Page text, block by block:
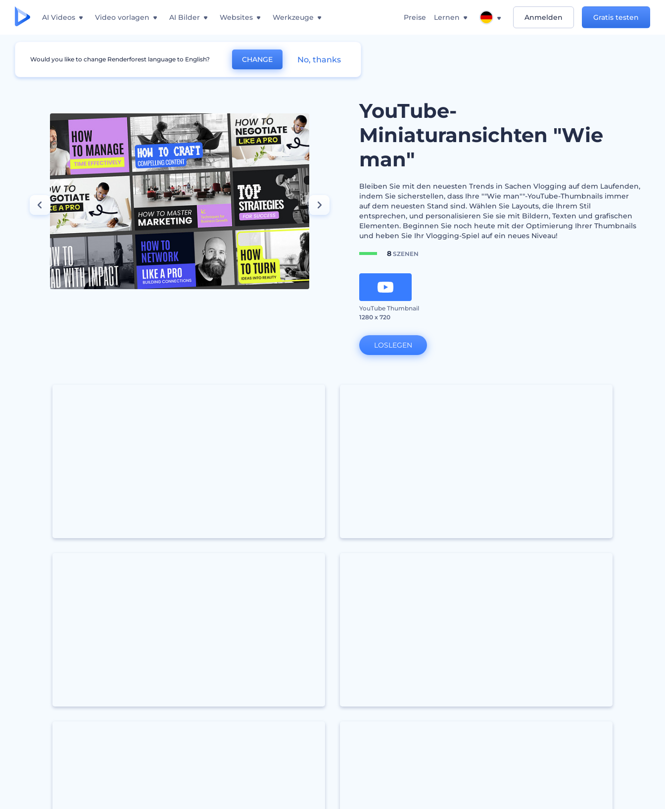
AI Videos Video vorlagen AI Bilder Websites Werkzeuge Preise Lernen Anmelden Gratis testen
Grafiken YouTube Minimaturbild YouTube-Miniaturansichten "Wie man"
YouTube-
Miniaturansichten "Wie
man"
Bleiben Sie mit den neuesten Trends in Sachen Vlogging auf dem Laufenden,
indem Sie sicherstellen, dass Ihre ""Wie man""-YouTube-Thumbnails immer
auf dem neuesten Stand sind. Wählen Sie Layouts, die Ihrem Stil
entsprechen, und personalisieren Sie sie mit Bildern, Texten und grafischen
Elementen. Beginnen Sie noch heute mit der Optimierung Ihrer Thumbnails
und heben Sie Ihr Vlogging-Spiel auf ein neues Niveau!
8SZENEN
YouTube Thumbnail
1280 x 720
LOSLEGEN
Would you like to change Renderforest language to English? CHANGE No, thanks